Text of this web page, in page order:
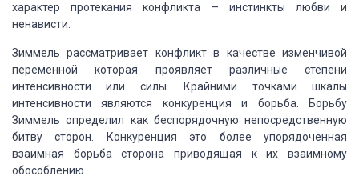
характер протекания конфликта – инстинкты любви и
ненависти.
Зиммель рассматривает конфликт в качестве изменчивой
переменной которая проявляет различные степени
интенсивности или силы. Крайними точками шкалы
интенсивности являются конкуренция и борьба. Борьбу
Зиммель определил как беспорядочную непосредственную
битву сторон. Конкуренция это более упорядоченная
взаимная борьба сторона приводящая к их взаимному
обособлению.